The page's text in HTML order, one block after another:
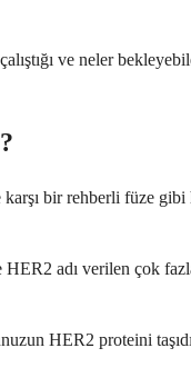
ve neler
bir rehberli füze
adı verilen çok
HER2 proteini